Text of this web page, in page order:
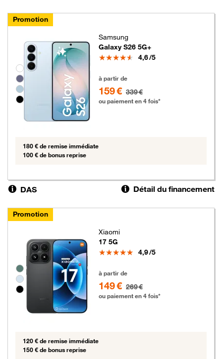
Promotion
Groupe de couleurs disponibles non sélectionnables
Samsung
Galaxy S26 5G+
Note
4,6/5
à partir de
159 € 339 €
ou paiement en 4 fois*
180 € de remise immédiate
100 € de bonus reprise
DAS Détail du financement
Promotion
Groupe de couleurs disponibles non sélectionnables
Xiaomi
17 5G
Note
4,9/5
à partir de
149 € 269 €
ou paiement en 4 fois*
120 € de remise immédiate
150 € de bonus reprise